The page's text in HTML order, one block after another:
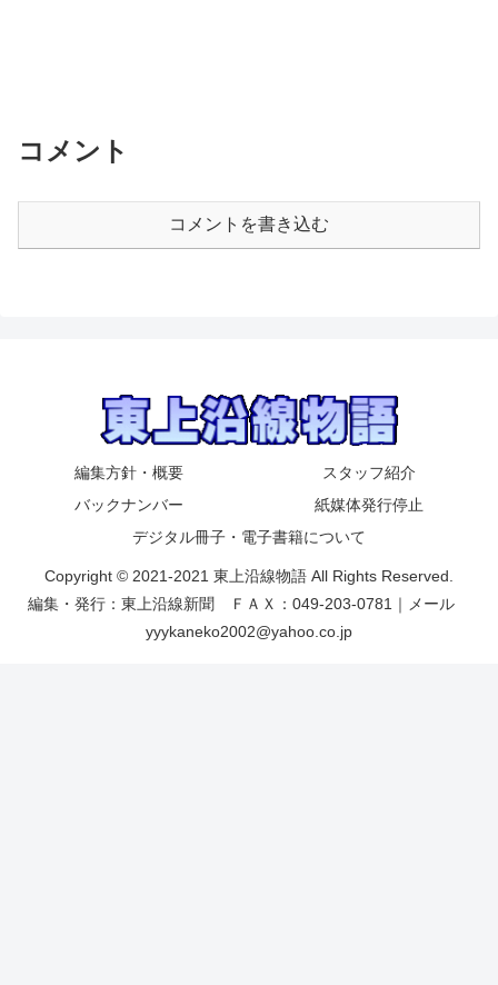
コメント
コメントを書き込む
編集方針・概要
スタッフ紹介
バックナンバー
紙媒体発行停止
デジタル冊子・電子書籍について
Copyright © 2021-2021 東上沿線物語 All Rights Reserved.
編集・発行：東上沿線新聞 ＦＡＸ：049-203-0781｜メール
yyykaneko2002@yahoo.co.jp